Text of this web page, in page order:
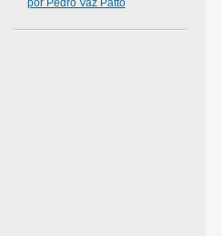
por Pedro Vaz Patto